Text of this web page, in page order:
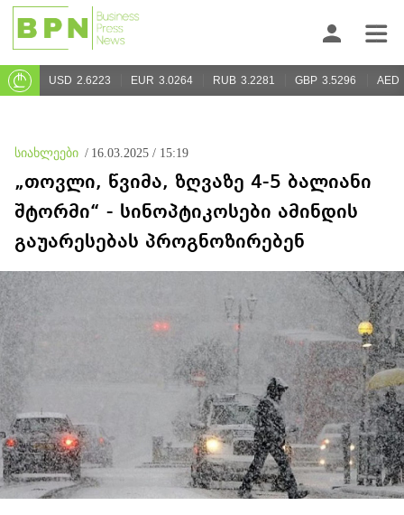
USD 2.6223 EUR 3.0264 RUB 3.2281 GBP 3.5296 AED
სიახლეები / 16.03.2025 / 15:19
„თოვლი, წვიმა, ზღვაზე 4-5 ბალიანი
შტორმი“ - სინოპტიკოსები ამინდის
გაუარესებას პროგნოზირებენ